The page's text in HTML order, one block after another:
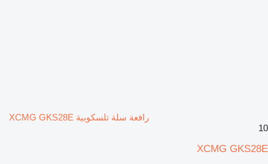
رافعة سلة تلسكوبية XCMG GKS28E
10
XCMG GKS28E